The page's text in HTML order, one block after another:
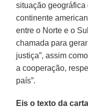
situação geográfica
continente
entre o Norte e o
chamada para
justiça”, assim
a cooperação,
país”.
Eis o texto da